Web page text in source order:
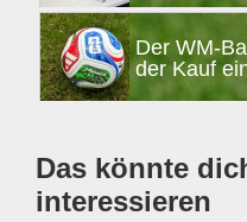
Der WM-
der Kauf
Das könnte
interessieren